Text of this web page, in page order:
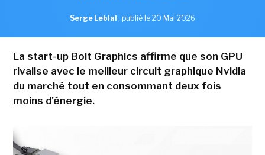
Serge Leblal , publié le 20 Mai 2026
La start-up Bolt Graphics affirme que son GPU
rivalise avec le meilleur circuit graphique Nvidia
du marché tout en consommant deux fois
moins d'énergie.